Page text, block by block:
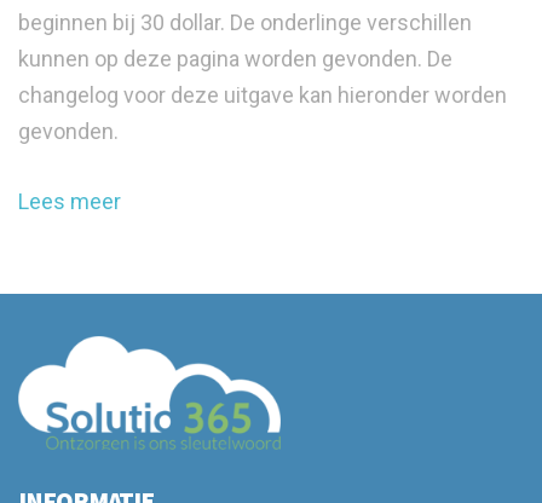
beginnen bij 30 dollar. De onderlinge verschillen
kunnen op deze pagina worden gevonden. De
changelog voor deze uitgave kan hieronder worden
gevonden.
Lees meer